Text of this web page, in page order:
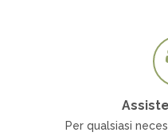
Per qualsiasi